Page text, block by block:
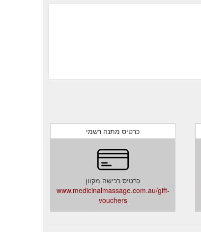
כרטיס מתנה רשמי
כרטיס רכישה מקוון
www.medicinalmassage.com.au/gift-
vouchers